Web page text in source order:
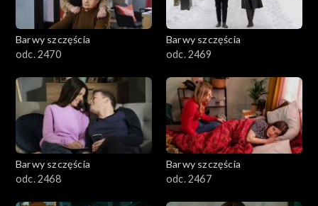
Barwy szczęścia
odc. 2470
Barwy szczęścia
odc. 2469
Barwy szczęścia
odc. 2468
Barwy szczęścia
odc. 2467